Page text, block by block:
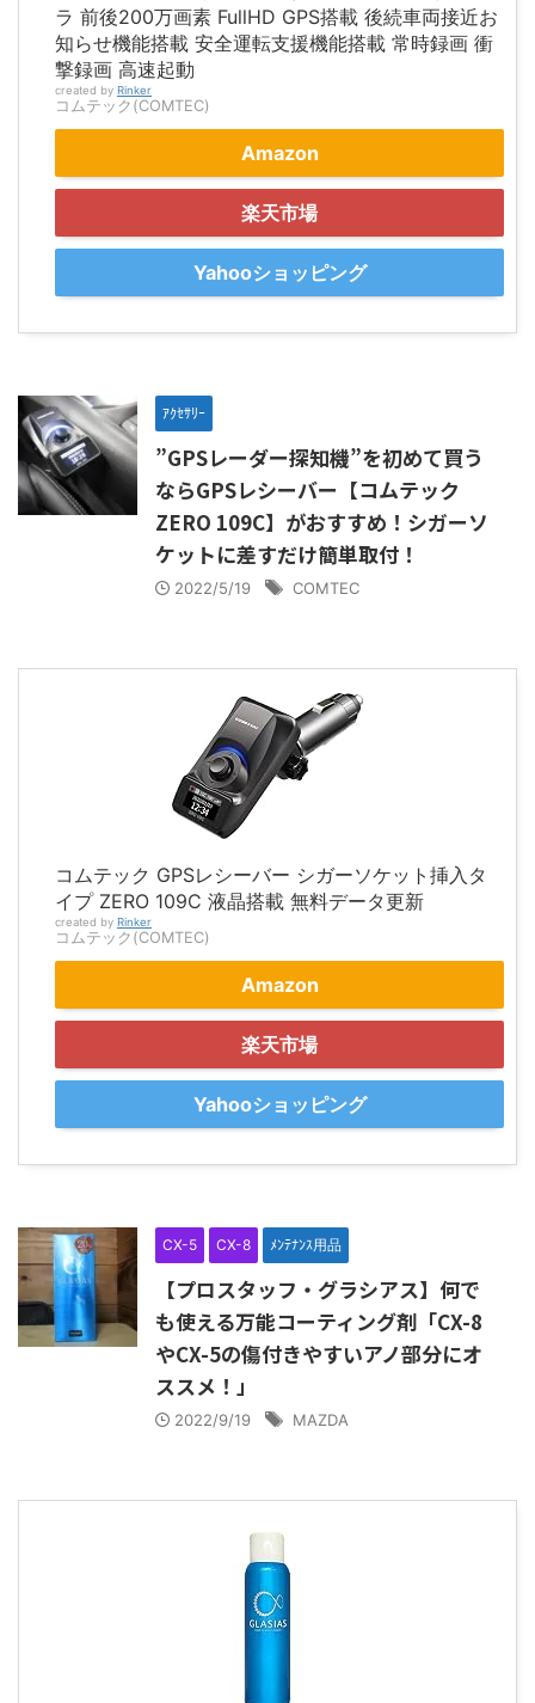
ラ 前後200万画素 FullHD GPS搭載 後続車両接近お
知らせ機能搭載 安全運転支援機能搭載 常時録画 衝
撃録画 高速起動
created by Rinker
コムテック(COMTEC)
Amazon
楽天市場
Yahooショッピング
ｱｸｾｻﾘｰ
”GPSレーダー探知機”を初めて買う
ならGPSレシーバー【コムテック
ZERO 109C】がおすすめ！シガーソ
ケットに差すだけ簡単取付！
2022/5/19 COMTEC
コムテック GPSレシーバー シガーソケット挿入タ
イプ ZERO 109C 液晶搭載 無料データ更新
created by Rinker
コムテック(COMTEC)
Amazon
楽天市場
Yahooショッピング
CX-5 CX-8 ﾒﾝﾃﾅﾝｽ用品
【プロスタッフ・グラシアス】何で
も使える万能コーティング剤「CX-8
やCX-5の傷付きやすいアノ部分にオ
ススメ！」
2022/9/19 MAZDA